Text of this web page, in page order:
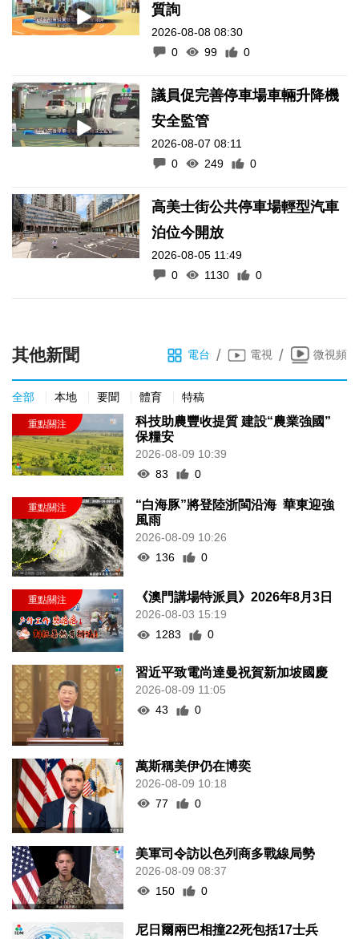
質詢
2026-08-08 08:30
0
99 0
議員促完善停車場車輛升降機
安全監管
2026-08-07 08:11
0
249 0
高美士街公共停車場輕型汽車
泊位今開放
2026-08-05 11:49
0
1130 0
其他新聞 電台 / 電視 / 微視頻
全部 本地 要聞 體育 特稿
科技助農豐收提質 建設“農業強國”
保糧安
2026-08-09 10:39
83
0
“白海豚”將登陸浙閩沿海 華東迎強
風雨
2026-08-09 10:26
136
0
《澳門講場特派員》2026年8月3日
2026-08-03 15:19
1283
0
習近平致電尚達曼祝賀新加坡國慶
2026-08-09 11:05
43
0
萬斯稱美伊仍在博奕
2026-08-09 10:18
77
0
美軍司令訪以色列商多戰線局勢
2026-08-09 08:37
150
0
尼日爾兩巴相撞22死包括17士兵